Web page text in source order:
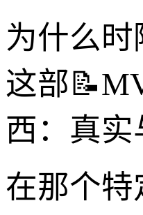
为什么
这部
西：真实
在那个